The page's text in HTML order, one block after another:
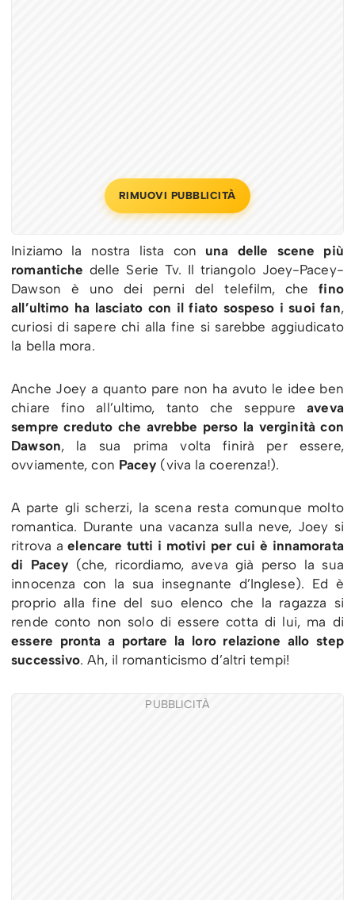
RIMUOVI PUBBLICITÀ
Iniziamo la nostra lista con una delle scene più
romantiche delle Serie Tv. Il triangolo Joey-Pacey-
Dawson è uno dei perni del telefilm, chefino
all’ultimo ha lasciato con il fiato sospeso i suoi fan,
curiosi di sapere chi alla fine si sarebbe aggiudicato
la bella mora.
Anche Joey a quanto pare non ha avuto le idee ben
chiare fino all’ultimo, tanto che seppureaveva
sempre creduto che avrebbe perso la verginità con
Dawson, la sua prima volta finirà per essere,
ovviamente, con Pacey (viva la coerenza!).
A parte gli scherzi, la scena resta comunque molto
romantica. Durante una vacanza sulla neve, Joey si
ritrova aelencare tutti i motivi per cui è innamorata
di Pacey (che, ricordiamo, aveva già perso la sua
innocenza con la sua insegnante d’Inglese). Ed è
proprio alla fine del suo elenco che la ragazza si
rende conto non solo di essere cotta di lui, ma di
essere pronta a portare la loro relazione allo step
successivo. Ah, il romanticismo d’altri tempi!
PUBBLICITÀ